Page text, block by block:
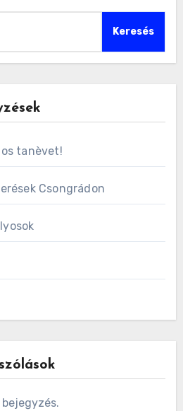
Keresés
tanèvet!
Csongrádon